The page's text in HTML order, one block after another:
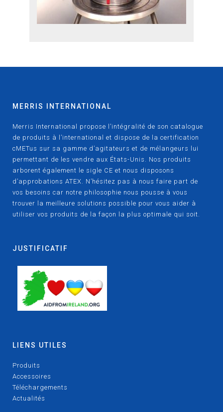
MERRIS INTERNATIONAL
Merris International propose l’intégralité de son catalogue
de produits à l’international et dispose de la certification
cMETus sur sa gamme d’agitateurs et de mélangeurs lui
permettant de les vendre aux États-Unis. Nos produits
arborent également le sigle CE et nous disposons
d’approbations ATEX. N’hésitez pas à nous faire part de
vos besoins car notre philosophie nous pousse à vous
trouver la meilleure solutions possible pour vous aider à
utiliser vos produits de la façon la plus optimale qui soit.
JUSTIFICATIF
LIENS UTILES
Produits
Accessoires
Téléchargements
Actualités